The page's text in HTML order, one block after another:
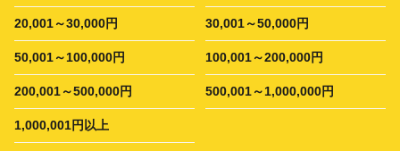
20,001～30,000円 30,001～50,000円
50,001～100,000円 100,001～200,000円
200,001～500,000円 500,001～1,000,000円
1,000,001円以上